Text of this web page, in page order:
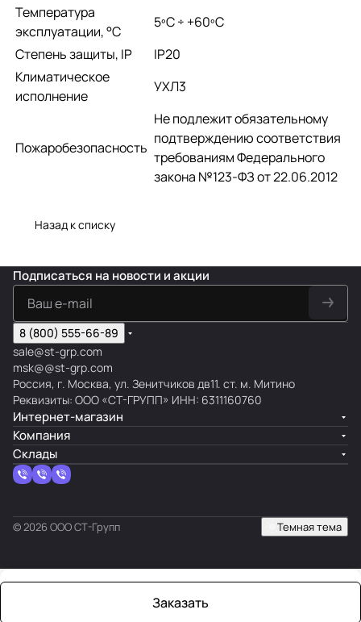
Температура
эксплуатации, °С
­5ºС ÷ +60ºС
Степень защиты, IP
IP20
Климатическое
исполнение
УХЛ3
Пожаробезопасность
Не подлежит обязательному
подтверждению соответствия
требованиям Федерального
закона №123-ФЗ от 22.06.2012
Назад к списку
Заказать
Подписаться на новости и акции
8 (800) 555-66-89
sale@st-grp.com
msk@@st-grp.com
Россия, г. Москва, ул. Зенитчиков дв11. ст. м. Митино
Реквизиты: ООО «СТ-ГРУПП» ИНН: 6311160760
Интернет-магазин
Компания
Склады
© 2026 ООО СТ-Групп Темная тема